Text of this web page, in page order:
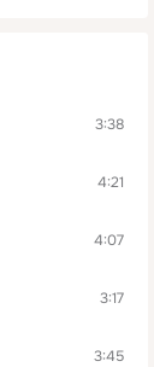
3:38
4:21
4:07
3:17
3:45